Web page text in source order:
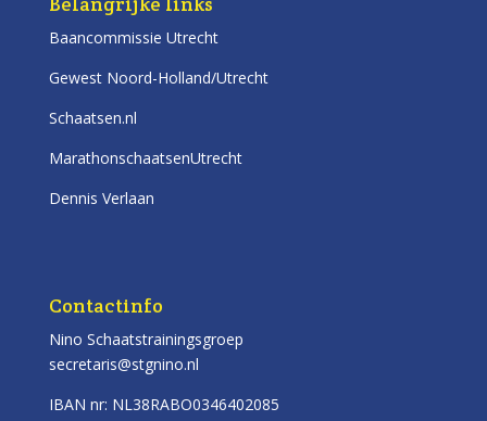
Baancommissie Utrecht
Gewest Noord-Holland/Utrecht
Schaatsen.nl
MarathonschaatsenUtrecht
Dennis Verlaan
Contactinfo
Nino Schaatstrainingsgroep
secretaris@stgnino.nl
IBAN nr: NL38RABO0346402085